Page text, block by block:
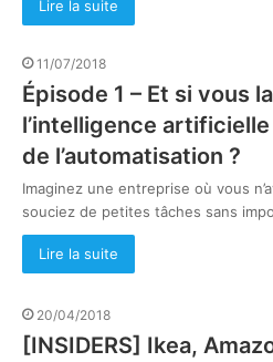
Lire la suite
11/07/2018
Épisode 1 – Et si vous
l’intelligence artificielle
de l’automatisation ?
Imaginez une entreprise où vous
souciez de petites tâches sans
Lire la suite
20/04/2018
[INSIDERS] Ikea,